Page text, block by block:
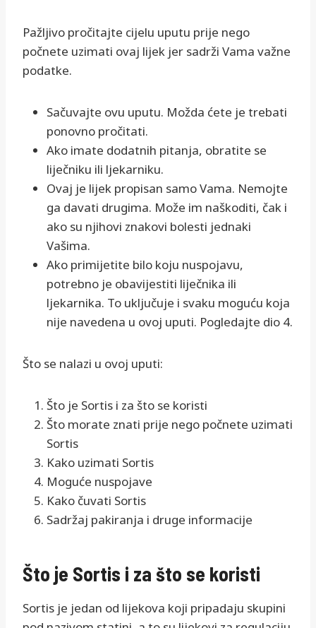
Pažljivo pročitajte cijelu uputu prije nego
počnete uzimati ovaj lijek jer sadrži Vama važne
podatke.
Sačuvajte ovu uputu. Možda ćete je trebati
ponovno pročitati.
Ako imate dodatnih pitanja, obratite se
liječniku ili ljekarniku.
Ovaj je lijek propisan samo Vama. Nemojte
ga davati drugima. Može im naškoditi, čak i
ako su njihovi znakovi bolesti jednaki
Vašima.
Ako primijetite bilo koju nuspojavu,
potrebno je obavijestiti liječnika ili
ljekarnika. To uključuje i svaku moguću koja
nije navedena u ovoj uputi. Pogledajte dio 4.
Što se nalazi u ovoj uputi:
Što je Sortis i za što se koristi
Što morate znati prije nego počnete uzimati
Sortis
Kako uzimati Sortis
Moguće nuspojave
Kako čuvati Sortis
Sadržaj pakiranja i druge informacije
Što je Sortis i za što se koristi
Sortis je jedan od lijekova koji pripadaju skupini